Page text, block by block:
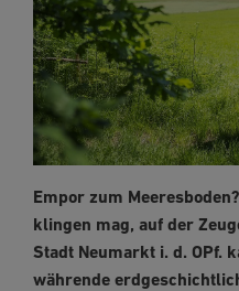
Empor zum
klingen mag, auf der
Stadt Neumarkt i. d. OPf.
währende